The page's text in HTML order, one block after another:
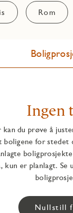
Rom
Ingen
kan du prøve å
boligene for stedet
kun er planlagt. Se
Nullstill